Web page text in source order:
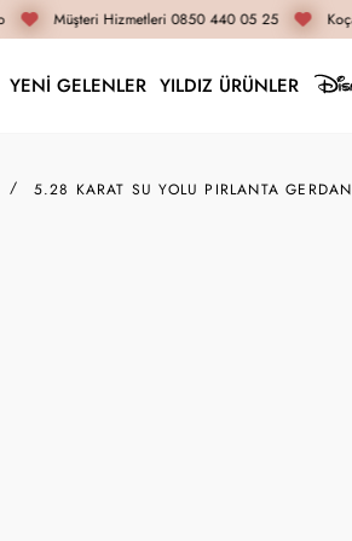
Müşteri Hizmetleri 0850 440 05 25
YENİ GELENLER YILDIZ ÜRÜNLER
5.28 KARAT SU YOLU PIRLANTA